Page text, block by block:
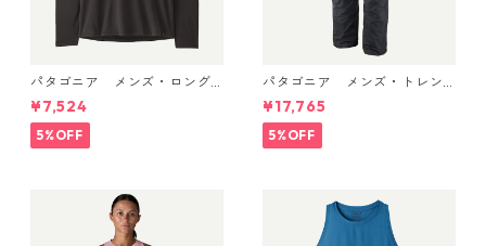
パタゴニア メンズ・ロング
スリーブ・キャプリーン・ク
ール・デイリー・シャツ Black
¥7,524
5%OFF
パタゴニア メンズ・トレン
トシェル 3L・レイン・パンツ
（ショート） (カラー Black)
Patagonia Men's Torrentshe
ll 3L Rain Pants - Short 日本
¥17,765
5%OFF